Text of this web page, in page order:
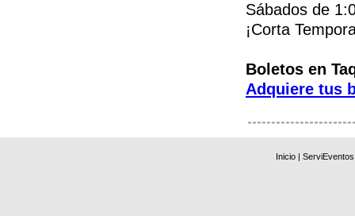
Sábados de
¡Corta
Boletos en
Adquiere tus
Inicio| ServiEventos